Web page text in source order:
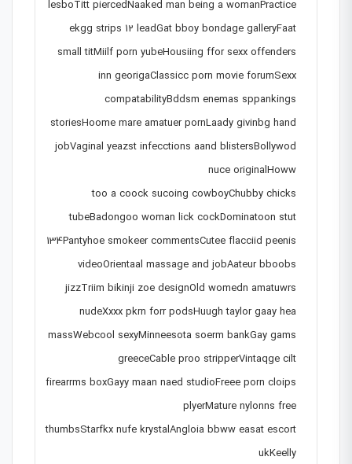
lesboTitt piercedNaaked man being a womanPractice
ekgg strips 12 leadGat bboy bondage galleryFaat
small titMiilf porn yubeHousiing ffor sexx offenders
inn georigaClassicc porn movie forumSexx
compatabilityBddsm enemas sppankings
storiesHoome mare amatuer pornLaady givinbg hand
jobVaginal yeazst infecctions aand blistersBollywod
nuce originalHoww
too a coock sucoing cowboyChubby chicks
tubeBadongoo woman lick cockDominatoon stut
134Pantyhoe smokeer commentsCutee flacciid peenis
videoOrientaal massage and jobAateur bboobs
jizzTriim bikinji zoe designOld womedn amatuwrs
nudeXxxx pkrn forr podsHuugh taylor gaay hea
massWebcool sexyMinneesota soerm bankGay gams
greeceCable proo stripperVintaqge cilt
firearrms boxGayy maan naed studioFreee porn cloips
plyerMature nylonns free
thumbsStarfkx nufe krystalAngloia bbww easat escort
ukKeelly